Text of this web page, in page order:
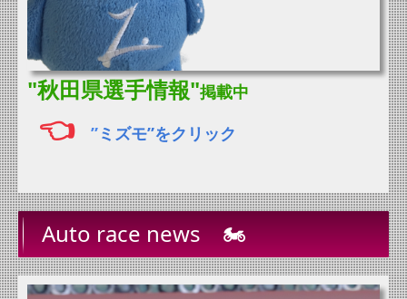
"秋田県選手情報"掲載中
👈 ”ミズモ”をクリック
Auto race news 🏍